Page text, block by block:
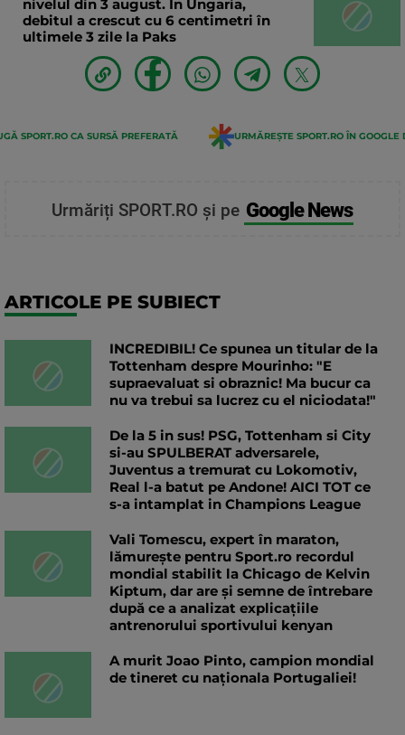
nivelul din 3 august. În Ungaria,
debitul a crescut cu 6 centimetri în
ultimele 3 zile la Paks
SPORT.RO CA SURSĂ PREFERATĂ URMĂREȘTE SPORT.RO ÎN GOOGLE
Urmăriți SPORT.RO și pe Google News
ARTICOLE PE SUBIECT
INCREDIBIL! Ce spunea un titular de la
Tottenham despre Mourinho: "E
supraevaluat si obraznic! Ma bucur ca
nu va trebui sa lucrez cu el niciodata!"
De la 5 in sus! PSG, Tottenham si City
si-au SPULBERAT adversarele,
Juventus a tremurat cu Lokomotiv,
Real l-a batut pe Andone! AICI TOT ce
s-a intamplat in Champions League
Vali Tomescu, expert în maraton,
lămurește pentru Sport.ro recordul
mondial stabilit la Chicago de Kelvin
Kiptum, dar are și semne de întrebare
după ce a analizat explicațiile
antrenorului sportivului kenyan
A murit Joao Pinto, campion mondial
de tineret cu naționala Portugaliei!